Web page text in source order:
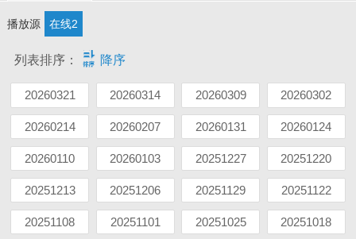
播放源 在线2
列表排序：  降序
20260321 20260314 20260309 20260302
20260214 20260207 20260131 20260124
20260110 20260103 20251227 20251220
20251213 20251206 20251129 20251122
20251108 20251101 20251025 20251018